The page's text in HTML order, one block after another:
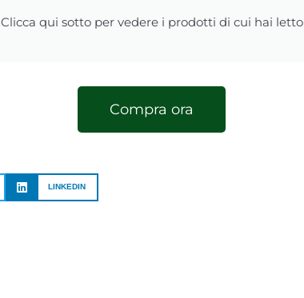
Clicca qui sotto per vedere i prodotti di cui hai letto
Compra ora
LINKEDIN